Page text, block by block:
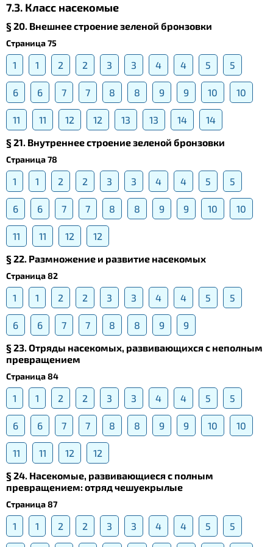
7.3. Класс насекомые
§ 20. Внешнее строение зеленой бронзовки
Страница 75
1 1 2 2 3 3 4 4 5 5
6 6 7 7 8 8 9 9 10 10
11 11 12 12 13 13 14
14
§ 21. Внутреннее строение зеленой бронзовки
Страница 78
1 1 2 2 3 3 4 4 5 5
6 6 7 7 8 8 9 9 10 10
11 11 12
12
§ 22. Размножение и развитие насекомых
Страница 82
1 1 2 2 3 3 4 4 5 5
6 6 7 7 8 8 9
9
§ 23. Отряды насекомых, развивающихся с неполным
превращением
Страница 84
1 1 2 2 3 3 4 4 5 5
6 6 7 7 8 8 9 9 10 10
11 11 12
12
§ 24. Насекомые, развивающиеся с полным
превращением: отряд чешуекрылые
Страница 87
1 1 2 2 3 3 4 4 5 5